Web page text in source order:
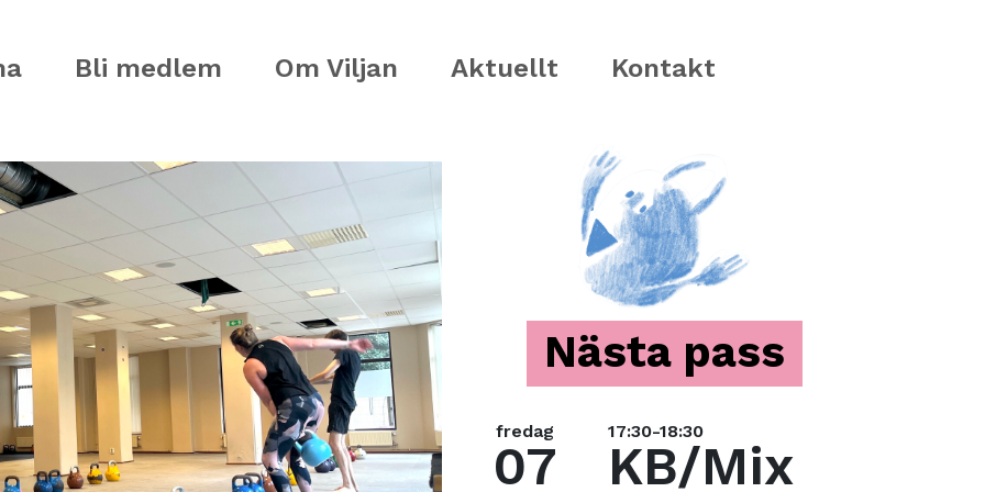
Bli medlem Om Viljan Aktuellt Kontakt
Nästa pass
fredag
07
17:30-18:30
KB/Mix